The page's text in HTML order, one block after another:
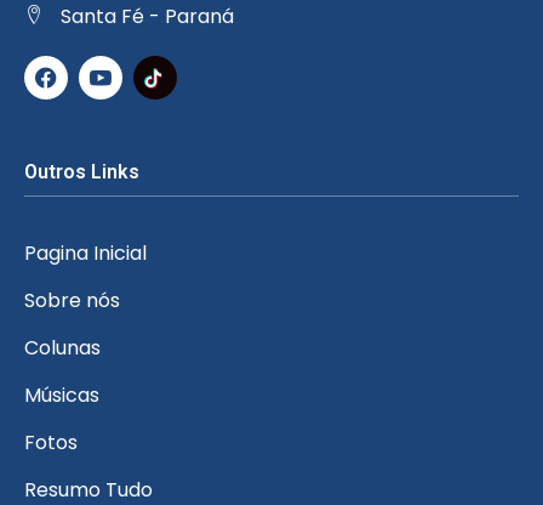
Santa Fé - Paraná
Outros Links
Pagina Inicial
Sobre nós
Colunas
Músicas
Fotos
Resumo Tudo